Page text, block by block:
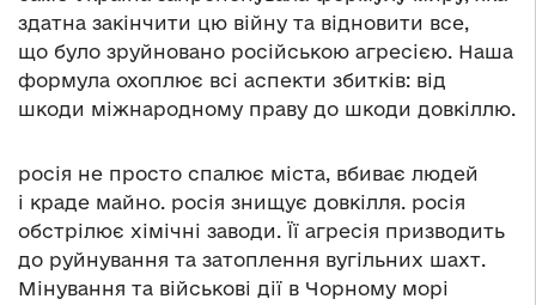
здатна закінчити цю війну та відновити все,
що було зруйновано російською агресією. Наша
формула охоплює всі аспекти збитків: від
шкоди міжнародному праву до шкоди довкіллю.
росія не просто спалює міста, вбиває людей
і краде майно. росія знищує довкілля. росія
обстрілює хімічні заводи. Її агресія призводить
до руйнування та затоплення вугільних шахт.
Мінування та військові дії в Чорному морі